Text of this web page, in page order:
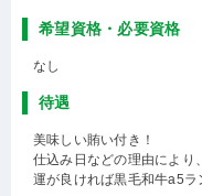
希望資格・必要資格
なし
待遇
美味しい賄い付き！
仕込み日などの理由により、
運が良ければ黒毛和牛a5ラ